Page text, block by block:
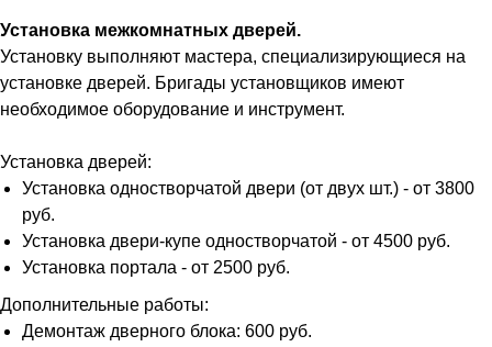
Установка межкомнатных дверей.
Установку выполняют мастера, специализирующиеся на
установке дверей. Бригады установщиков имеют
необходимое оборудование и инструмент.
Установка дверей:
Установка одностворчатой двери (от двух шт.) - от 3800
руб.
Установка двери-купе одностворчатой - от 4500 руб.
Установка портала - от 2500 руб.
Дополнительные работы:
Демонтаж дверного блока: 600 руб.